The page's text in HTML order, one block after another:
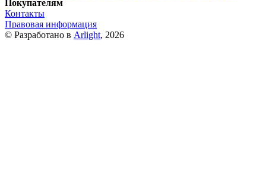
Покупателям
Контакты
Правовая информация
© Разработано в Arlight, 2026